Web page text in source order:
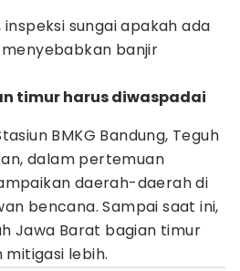
sungai apakah ada
banjir
timur harus diwaspadai
BMKG Bandung, Teguh
dalam pertemuan
daerah-daerah di
bencana. Sampai saat ini,
Jawa Barat bagian timur
lebih.